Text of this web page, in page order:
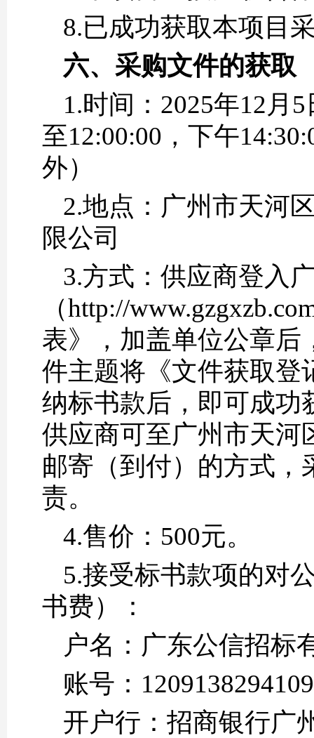
8.已成功获取本项目
六、 采购文件的获取
1.时间：2025年12月
至12:00:00，下午
外）
2.地点：广州市天河
限公司
3.方式：供应商登入
（http://
表》，加盖单位公章后
件主题将《文件获取登
纳标书款后，即可成功
供应商可至广州市天河
邮寄（到付）的方式，
责。
4.售价：500元。
5.接受标书款项的对
书费）：
户名：广东公信招标
账号：
开户行：招商银行广